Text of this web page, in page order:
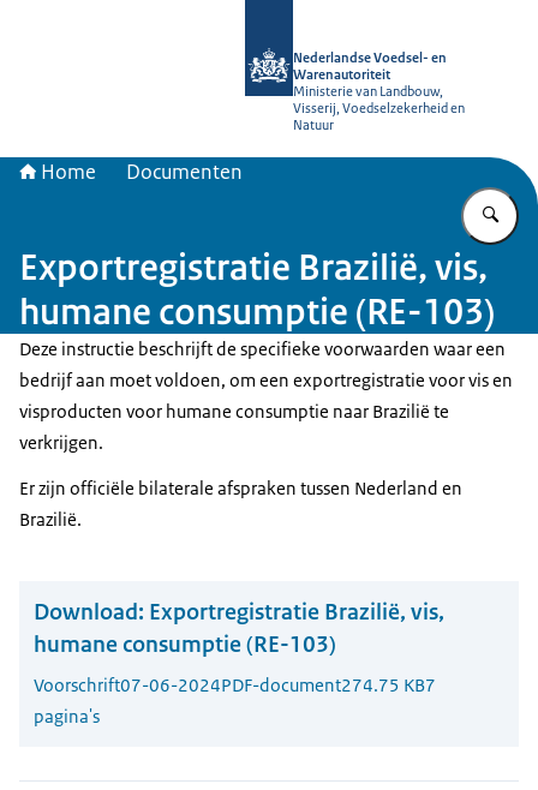
Nederlandse Voedsel- en
Warenautoriteit
Ministerie van Landbouw,
Visserij, Voedselzekerheid en
Natuur
Home Documenten
Exportregistratie Brazilië, vis,
humane consumptie (RE-103)
Deze instructie beschrijft de specifieke voorwaarden waar een
bedrijf aan moet voldoen, om een exportregistratie voor vis en
visproducten voor humane consumptie naar Brazilië te
verkrijgen.
Er zijn officiële bilaterale afspraken tussen Nederland en
Brazilië.
Download: Exportregistratie Brazilië, vis,
humane consumptie (RE-103)
Voorschrift07-06-2024PDF-document274.75 KB7
pagina's